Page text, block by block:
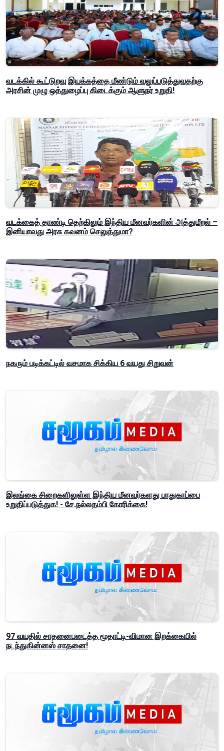
வடக்கில் கூட்டுறவு இயக்கத்தை மீண்டும் வலுப்படுத்துவதற்கு
அரசின் முழு ஒத்துழைப்பு கிடைக்கும் ஆளுநர் உறுதி!
வடக்கைத் தாண்டி தெற்கிலும் இந்திய மீனவர்களின் அத்துமீறல் –
இனியாவது அரசு கவனம் செலுத்துமா?
நகரும் படிக்கட்டில் வசமாக சிக்கிய 6 வயது சிறுவன்
இலங்கை சிறைகளிலுள்ள இந்திய மீனவர்களது பாதுகாப்பை
உறுதிப்படுத்துக! - சே.நல்லதம்பி கோரிக்கை!
97 வயதில் சாதனைபடைத்த மூதாட்டி-விமான இறக்கையில்
நடந்துகின்னஸ் சாதனை!